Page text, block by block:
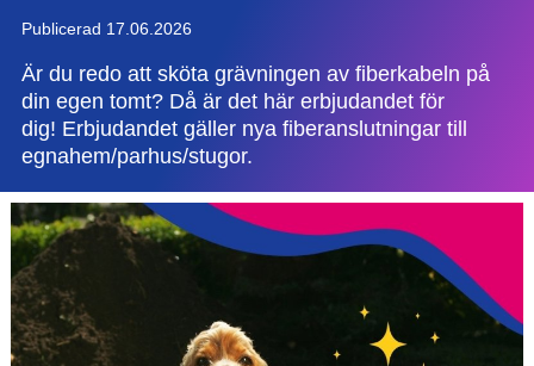
Publicerad 17.06.2026
Är du redo att sköta grävningen av fiberkabeln på
din egen tomt? Då är det här erbjudandet för
dig! Erbjudandet gäller nya fiberanslutningar till
egnahem/parhus/stugor.